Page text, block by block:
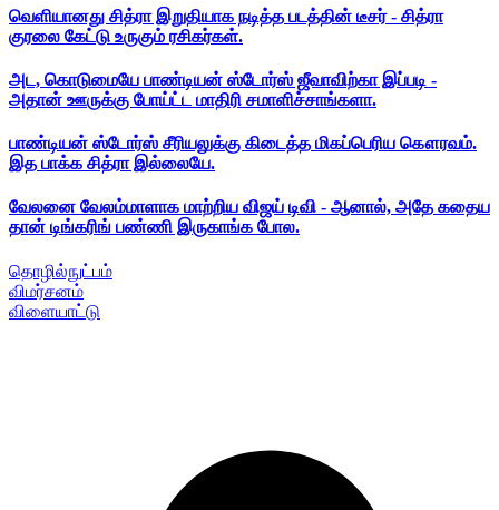
வெளியானது சித்ரா இறுதியாக நடித்த படத்தின் டீசர் - சித்ரா
குரலை கேட்டு உருகும் ரசிகர்கள்.
அட, கொடுமையே பாண்டியன் ஸ்டோர்ஸ் ஜீவாவிற்கா இப்படி -
அதான் ஊருக்கு போய்ட்ட மாதிரி சமாளிச்சாங்களா.
பாண்டியன் ஸ்டோர்ஸ் சீரியலுக்கு கிடைத்த மிகப்பெரிய கௌரவம்.
இத பாக்க சித்ரா இல்லையே.
வேலனை வேலம்மாளாக மாற்றிய விஜய் டிவி - ஆனால், அதே கதைய
தான் டிங்கரிங் பண்ணி இருகாங்க போல.
தொழில்நுட்பம்
விமர்சனம்
விளையாட்டு